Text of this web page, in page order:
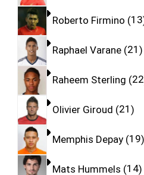
Roberto Firmino 13
Raphael Varane 21
Raheem Sterling 22
Olivier Giroud 21
Memphis Depay 19
Mats Hummels 14